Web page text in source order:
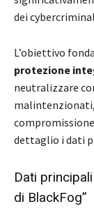
dei
L’obiettivo
protezione
neutralizzare
dettaglio i dati
Dati
di BlackFog”